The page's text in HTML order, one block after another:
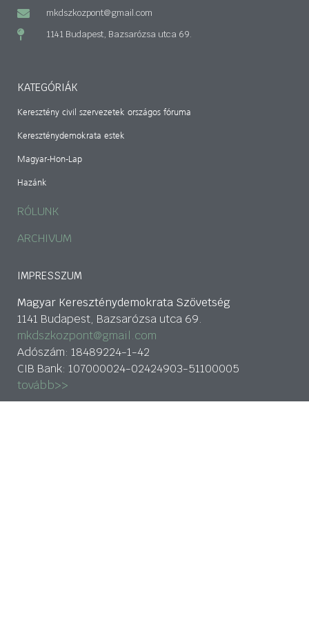
mkdszkozpont@gmail.com
1141 Budapest, Bazsarózsa utca 69.
KATEGÓRIÁK
Keresztény civil szervezetek országos fóruma
Kereszténydemokrata estek
Magyar-Hon-Lap
Hazánk
RÓLUNK
ARCHIVUM
IMPRESSZUM
Magyar Kereszténydemokrata Szövetség
1141 Budapest, Bazsarózsa utca 69.
mkdszkozpont@gmail.com
Adószám: 18489224-1-42
CIB Bank: 107000024-02424903-51100005
tovább>>